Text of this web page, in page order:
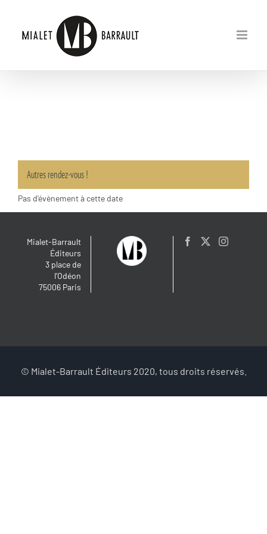
Autres rendez-vous !
Pas d'évènement à cette date
Mialet-Barrault
Éditeurs
3 place de
l’Odéon
75006 Paris
© Mialet-Barrault Éditeurs 2020, tous droits réservés.